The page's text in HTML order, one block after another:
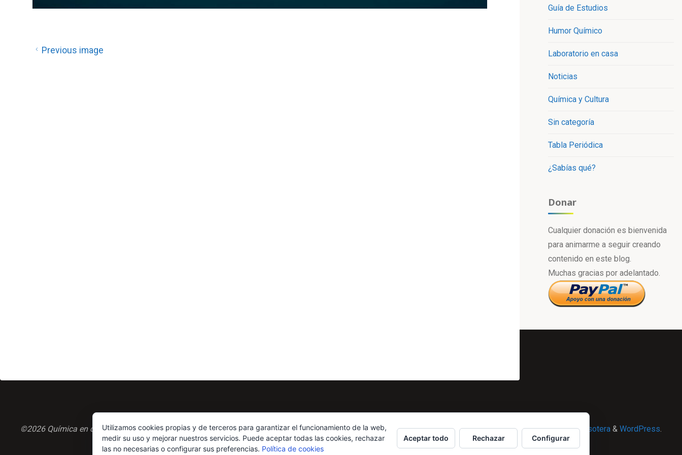
Previous image
Guía de Estudios
Humor Químico
Laboratorio en casa
Noticias
Química y Cultura
Sin categoría
Tabla Periódica
¿Sabías qué?
Donar
Cualquier donación es bienvenida
para animarme a seguir creando
contenido en este blog.
Muchas gracias por adelantado.
Powered by Esotera & WordPress.
©2026 Química en casa.comUtilizamos cookies propias y de terceros para garantizar el funcionamiento de la web,
medir su uso y mejorar nuestros servicios. Puede aceptar todas las cookies, rechazar
las no necesarias o configurar sus preferencias. Política de cookies
Aceptar todo Rechazar Configurar